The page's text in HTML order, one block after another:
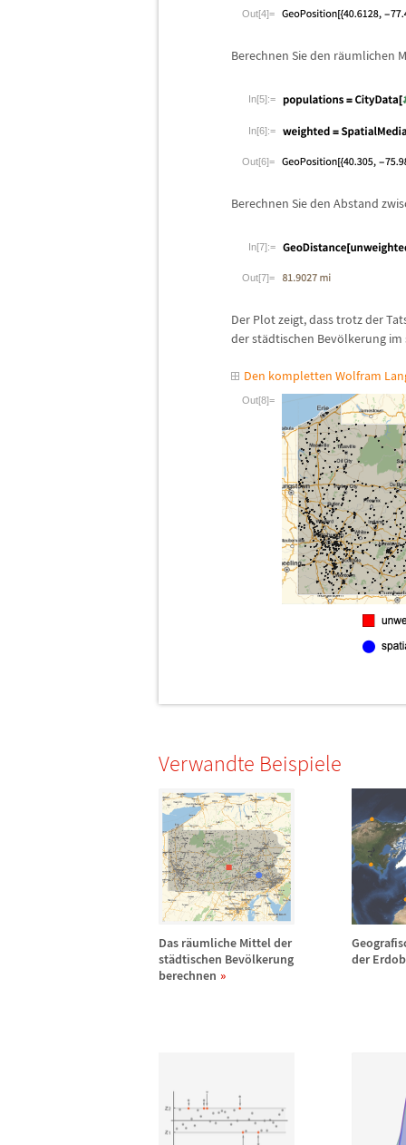
Out[4]=
Berechnen Sie den räumlichen
In[5]:=
In[6]:=
Out[6]=
Berechnen Sie den Abstand
In[7]:=
Out[7]=
Der Plot zeigt, dass trotz der
der städtischen Bevölkerung im
Den kompletten Wolfram
Out[8]=
Verwandte Beispiele
Das räumliche Mittel der
städtischen Bevölkerung
berechnen
der